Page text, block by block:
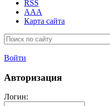
RSS
AAA
Карта сайта
Войти
Авторизация
Логин: